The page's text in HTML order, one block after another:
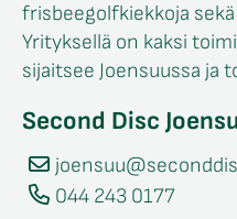
frisbeegolfkiekkoja
Yrityksellä on kaksi
sijaitsee Joensuussa ja
Second Disc
044 243 0177